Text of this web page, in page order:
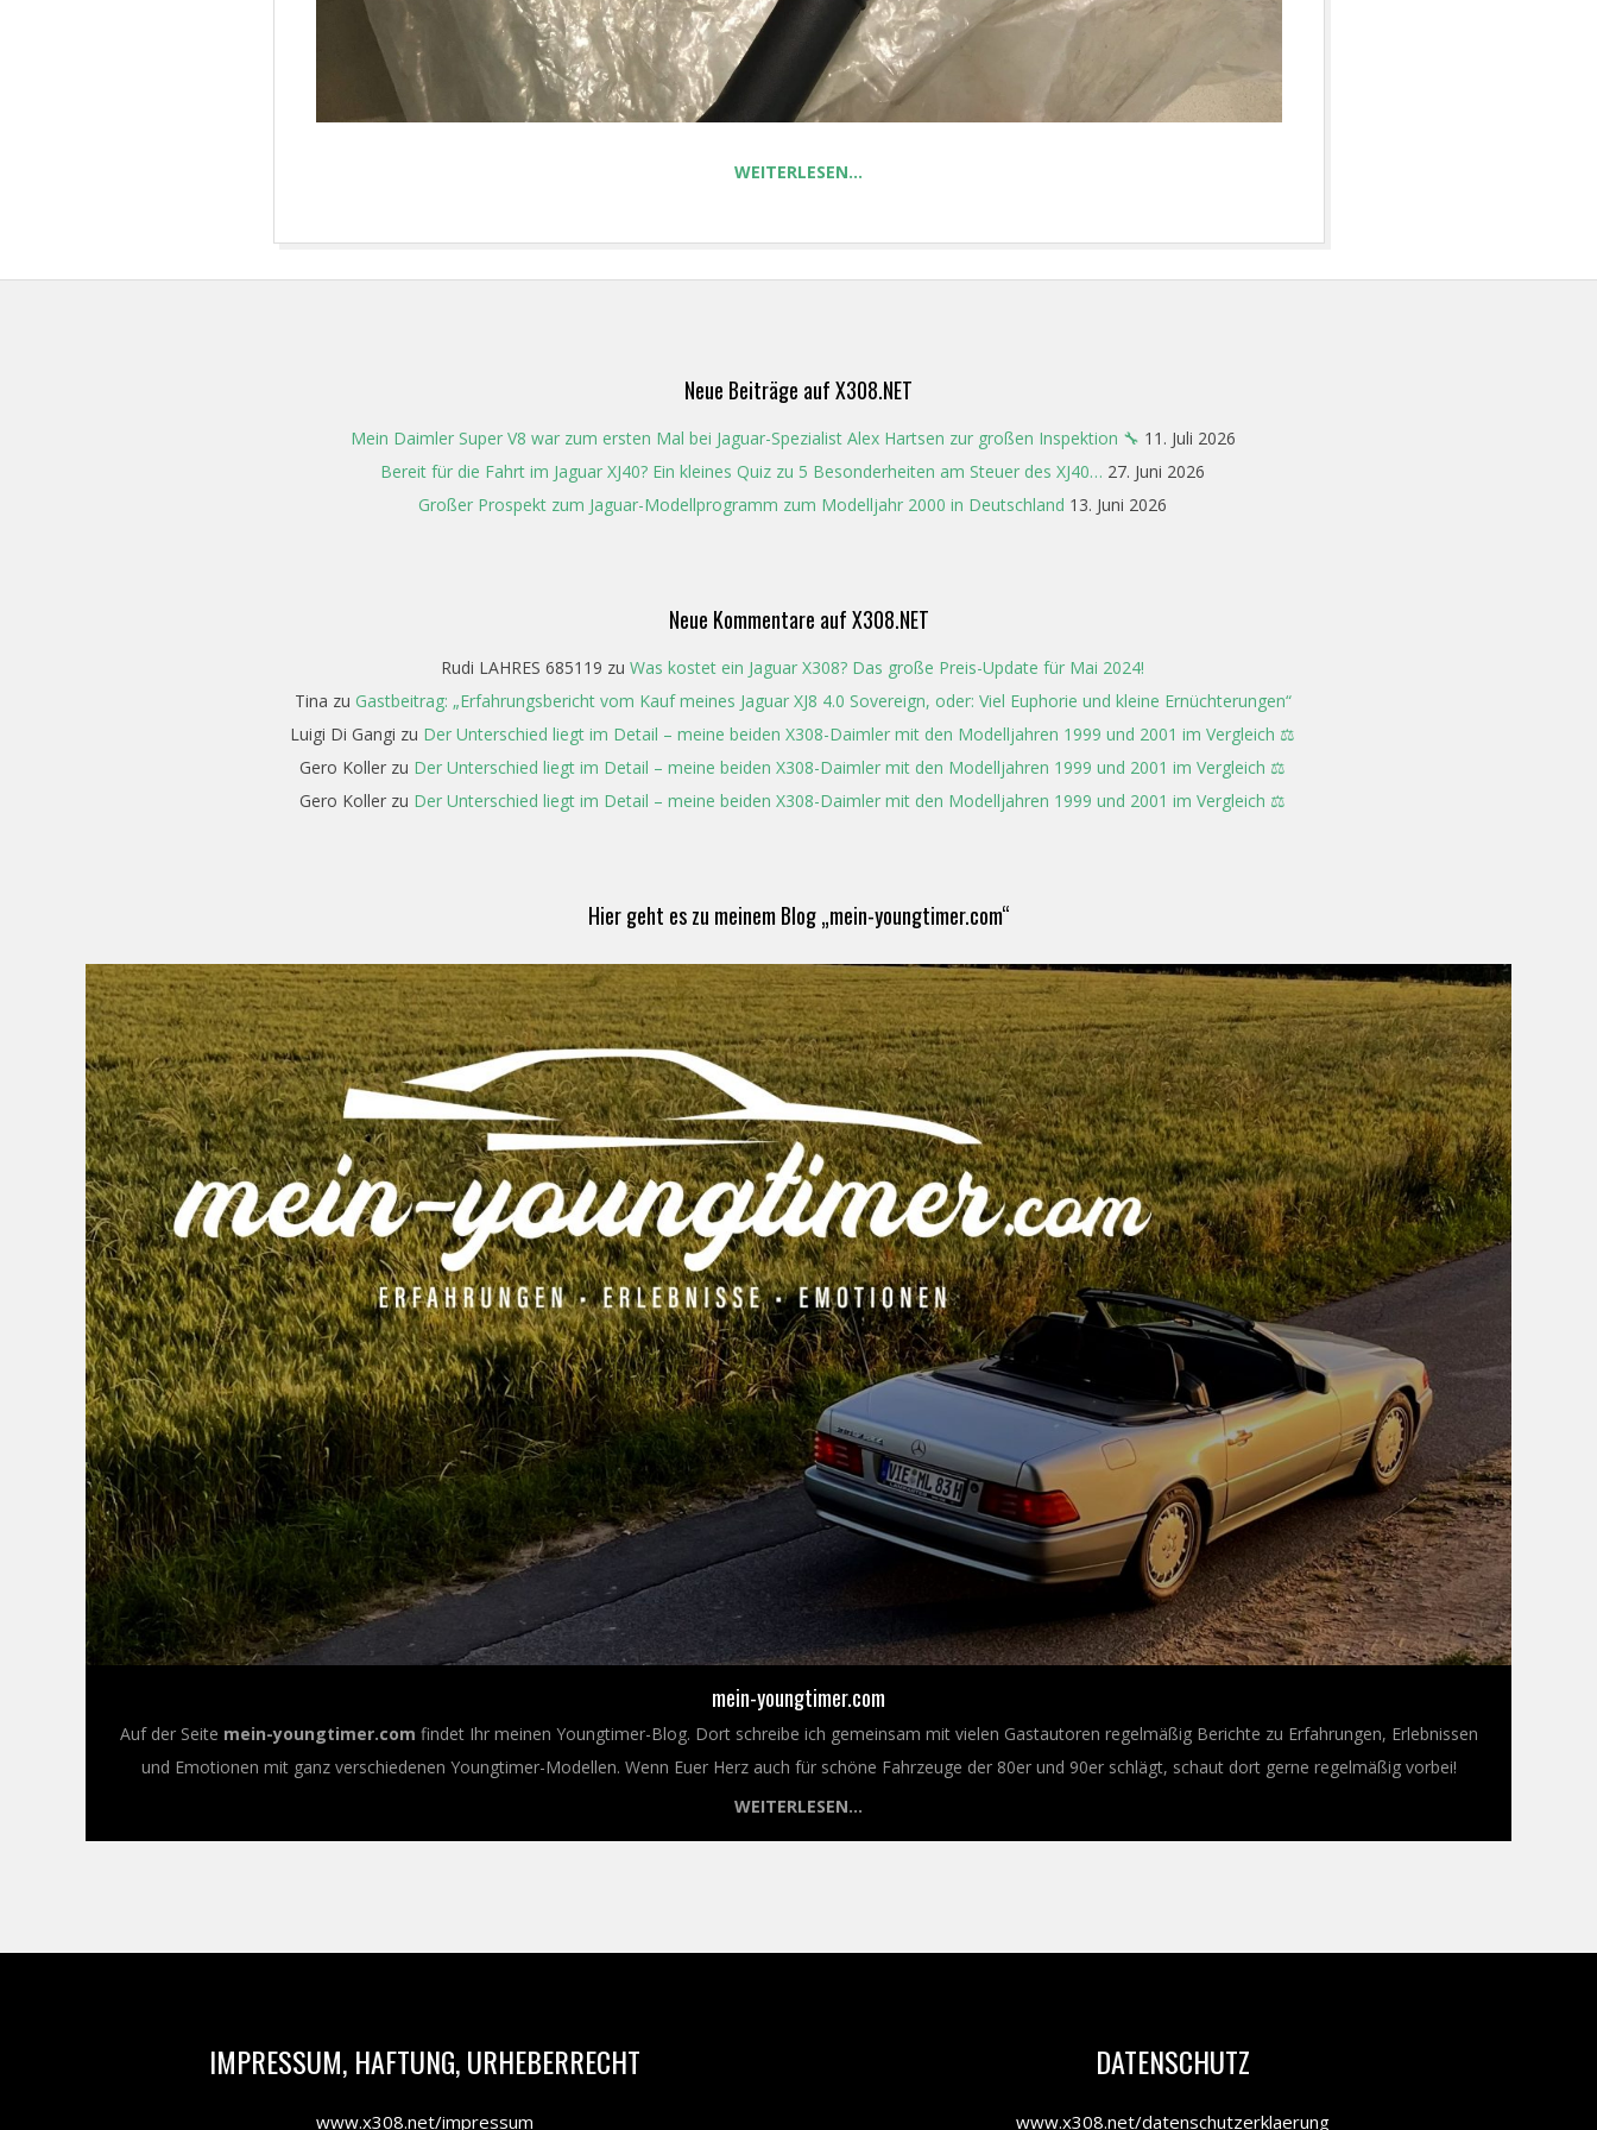
WEITERLESEN…
Neue Beiträge auf X308.NET
Mein Daimler Super V8 war zum ersten Mal bei Jaguar-Spezialist Alex Hartsen zur großen Inspektion 🔧 11. Juli 2026
Bereit für die Fahrt im Jaguar XJ40? Ein kleines Quiz zu 5 Besonderheiten am Steuer des XJ40… 27. Juni 2026
Großer Prospekt zum Jaguar-Modellprogramm zum Modelljahr 2000 in Deutschland 13. Juni 2026
Neue Kommentare auf X308.NET
Rudi LAHRES 685119 zu Was kostet ein Jaguar X308? Das große Preis-Update für Mai 2024!
Tina zu Gastbeitrag: „Erfahrungsbericht vom Kauf meines Jaguar XJ8 4.0 Sovereign, oder: Viel Euphorie und kleine Ernüchterungen“
Luigi Di Gangi zu Der Unterschied liegt im Detail – meine beiden X308-Daimler mit den Modelljahren 1999 und 2001 im Vergleich ⚖️
Gero Koller zu Der Unterschied liegt im Detail – meine beiden X308-Daimler mit den Modelljahren 1999 und 2001 im Vergleich ⚖️
Gero Koller zu Der Unterschied liegt im Detail – meine beiden X308-Daimler mit den Modelljahren 1999 und 2001 im Vergleich ⚖️
Hier geht es zu meinem Blog „mein-youngtimer.com“
mein-youngtimer.com
Auf der Seite mein-youngtimer.com findet Ihr meinen Youngtimer-Blog. Dort schreibe ich gemeinsam mit vielen Gastautoren regelmäßig Berichte zu Erfahrungen, Erlebnissen
und Emotionen mit ganz verschiedenen Youngtimer-Modellen. Wenn Euer Herz auch für schöne Fahrzeuge der 80er und 90er schlägt, schaut dort gerne regelmäßig vorbei!
WEITERLESEN...
IMPRESSUM, HAFTUNG, URHEBERRECHT
www.x308.net/impressum
DATENSCHUTZ
www.x308.net/datenschutzerklaerung